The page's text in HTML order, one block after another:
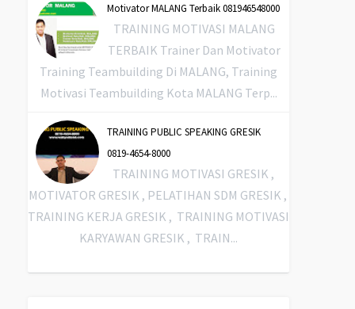
Motivator MALANG Terbaik 081946548000
TRAINING MOTIVASI MALANG
TERBAIK Trainer Dan Motivator
Training Teambuilding Di MALANG, Training
Motivasi Teambuilding Kota MALANG Terp...
TRAINING PUBLIC SPEAKING GRESIK
0819-4654-8000
TRAINING MOTIVASI GRESIK ,
MOTIVATOR GRESIK , PELATIHAN SDM GRESIK ,
TRAINING KERJA GRESIK , TRAINING MOTIVASI
KARYAWAN GRESIK , TRAIN...